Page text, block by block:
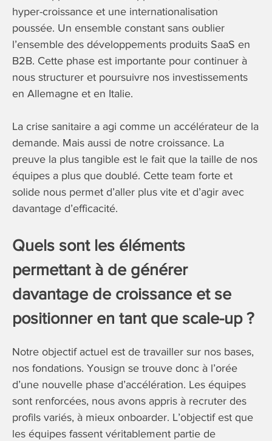
hyper-croissance et une internationalisation
poussée. Un ensemble constant sans oublier
l’ensemble des développements produits SaaS en
B2B. Cette phase est importante pour continuer à
nous structurer et poursuivre nos investissements
en Allemagne et en Italie.
La crise sanitaire a agi comme un accélérateur de la
demande. Mais aussi de notre croissance. La
preuve la plus tangible est le fait que la taille de nos
équipes a plus que doublé. Cette team forte et
solide nous permet d’aller plus vite et d’agir avec
davantage d’efficacité.
Quels sont les éléments
permettant à de générer
davantage de croissance et se
positionner en tant que scale-up ?
Notre objectif actuel est de travailler sur nos bases,
nos fondations. Yousign se trouve donc à l’orée
d’une nouvelle phase d’accélération. Les équipes
sont renforcées, nous avons appris à recruter des
profils variés, à mieux onboarder. L’objectif est que
les équipes fassent véritablement partie de